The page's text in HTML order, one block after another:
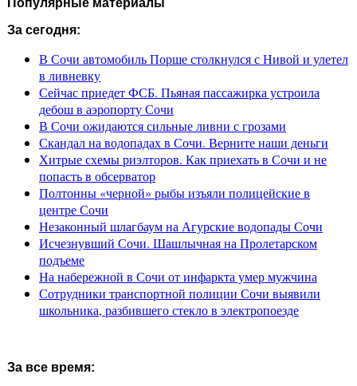
За сегодня:
В Сочи автомобиль Порше столкнулся с Нивой и улетел
в ливневку
Сейчас приедет ФСБ. Пьяная пассажирка устроила
дебош в аэропорту Сочи
В Сочи ожидаются сильные ливни с грозами
Скандал на водопадах в Сочи. Верните наши деньги
Хитрые схемы риэлторов. Как приехать в Сочи и не
попасть в обсерватор
Полтонны «черной» рыбы изъяли полицейские в
центре Сочи
Незаконный шлагбаум на Агурские водопады Сочи
Исчезнувший Сочи. Шашлычная на Пролетарском
подъеме
На набережной в Сочи от инфаркта умер мужчина
Сотрудники транспортной полиции Сочи выявили
школьника, разбившего стекло в электропоезде
За все время: